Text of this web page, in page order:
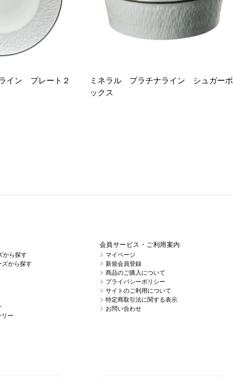
イン プレート２
ミネラル プラチナライン シュガーボ
ックス
から探す
ズから探す
ー
会員サービス・ご利用案内
マイページ
新規会員登録
商品のご購入について
プライバシーポリシー
サイトのご利用について
特定商取引法に関する表示
お問い合わせ